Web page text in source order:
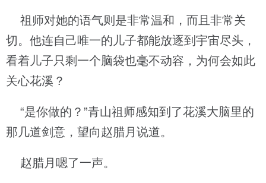
祖师对她的语气则是非常温和，而且非常关
切。他连自己唯一的儿子都能放逐到宇宙尽头，
看着儿子只剩一个脑袋也毫不动容，为何会如此
关心花溪？
“是你做的？”青山祖师感知到了花溪大脑里的
那几道剑意，望向赵腊月说道。
赵腊月嗯了一声。